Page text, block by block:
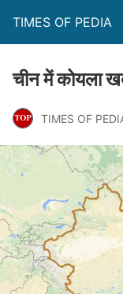
TIMES OF PEDIA
चीन में कोयला
TIMES OF